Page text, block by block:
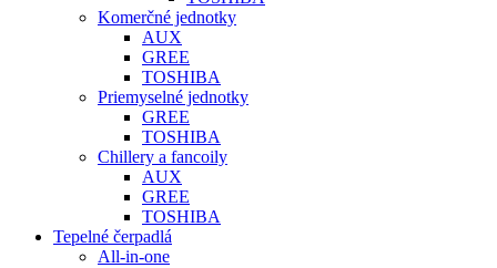
Komerčné jednotky
AUX
GREE
TOSHIBA
Priemyselné jednotky
GREE
TOSHIBA
Chillery a fancoily
AUX
GREE
TOSHIBA
Tepelné čerpadlá
All-in-one